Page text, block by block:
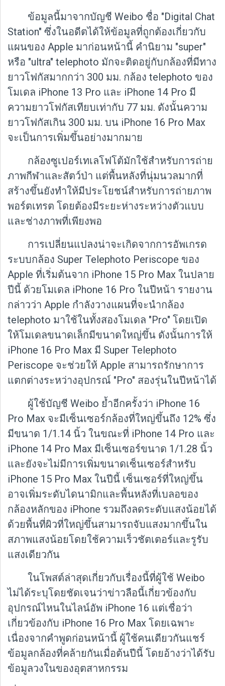
ข้อมูลนี้มาจากบัญชี Weibo ชื่อ "Digital Chat
Station" ซึ่งในอดีตได้ให้ข้อมูลที่ถูกต้องเกี่ยวกับ
แผนของ Apple มาก่อนหน้านี้ คำนิยาม "super"
หรือ "ultra" telephoto มักจะติดอยู่กับกล้องที่มีทาง
ยาวโฟกัสมากกว่า 300 มม. กล้อง telephoto ของ
โมเดล iPhone 13 Pro และ iPhone 14 Pro มี
ความยาวโฟกัสเทียบเท่ากับ 77 มม. ดังนั้นความ
ยาวโฟกัสเกิน 300 มม. บน iPhone 16 Pro Max
จะเป็นการเพิ่มขึ้นอย่างมากมาย
กล้องซูเปอร์เทเลโฟโต้มักใช้สำหรับการถ่าย
ภาพกีฬาและสัตว์ป่า แต่พื้นหลังที่นุ่มนวลมากที่
สร้างขึ้นยังทำให้มีประโยชน์สำหรับการถ่ายภาพ
พอร์ตเทรต โดยต้องมีระยะห่างระหว่างตัวแบบ
และช่างภาพที่เพียงพอ
การเปลี่ยนแปลงน่าจะเกิดจากการอัพเกรด
ระบบกล้อง Super Telephoto Periscope ของ
Apple ที่เริ่มต้นจาก iPhone 15 Pro Max ในปลาย
ปีนี้ ด้วยโมเดล iPhone 16 Pro ในปีหน้า รายงาน
กล่าวว่า Apple กำลังวางแผนที่จะนำกล้อง
telephoto มาใช้ในทั้งสองโมเดล "Pro" โดยเปิด
ให้โมเดลขนาดเล็กมีขนาดใหญ่ขึ้น ดังนั้นการให้
iPhone 16 Pro Max มี Super Telephoto
Periscope จะช่วยให้ Apple สามารถรักษาการ
แตกต่างระหว่างอุปกรณ์ "Pro" สองรุ่นในปีหน้าได้
ผู้ใช้บัญชี Weibo ย้ำอีกครั้งว่า iPhone 16
Pro Max จะมีเซ็นเซอร์กล้องที่ใหญ่ขึ้นถึง 12% ซึ่ง
มีขนาด 1/1.14 นิ้ว ในขณะที่ iPhone 14 Pro และ
iPhone 14 Pro Max มีเซ็นเซอร์ขนาด 1/1.28 นิ้ว
และยังจะไม่มีการเพิ่มขนาดเซ็นเซอร์สำหรับ
iPhone 15 Pro Max ในปีนี้ เซ็นเซอร์ที่ใหญ่ขึ้น
อาจเพิ่มระดับไดนามิกและพื้นหลังที่เบลอของ
กล้องหลักของ iPhone รวมถึงลดระดับแสงน้อยได้
ด้วยพื้นที่ผิวที่ใหญ่ขึ้นสามารถจับแสงมากขึ้นใน
สภาพแสงน้อยโดยใช้ความเร็วชัตเตอร์และรูรับ
แสงเดียวกัน
ในโพสต์ล่าสุดเกี่ยวกับเรื่องนี้ที่ผู้ใช้ Weibo
ไม่ได้ระบุโดยชัดเจนว่าข่าวลือนี้เกี่ยวข้องกับ
อุปกรณ์ไหนในไลน์อัพ iPhone 16 แต่เชื่อว่า
เกี่ยวข้องกับ iPhone 16 Pro Max โดยเฉพาะ
เนื่องจากคำพูดก่อนหน้านี้ ผู้ใช้คนเดียวกันแชร์
ข้อมูลกล้องที่คล้ายกันเมื่อต้นปีนี้ โดยอ้างว่าได้รับ
ข้อมูลวงในของอุตสาหกรรม